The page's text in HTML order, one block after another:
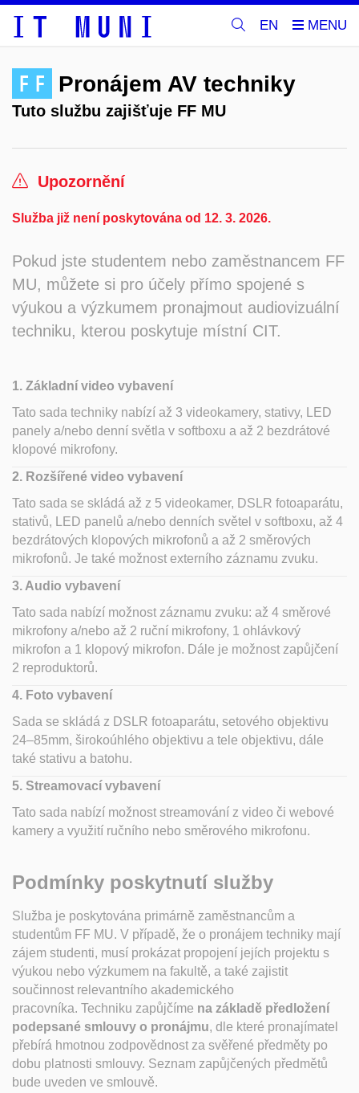
EN
FF Pronájem AV techniky
Tuto službu zajišťuje FF MU
Upozornění
Služba již není poskytována od 12. 3. 2026.
Pokud jste studentem nebo zaměstnancem FF
MU, můžete si pro účely přímo spojené s
výukou a výzkumem pronajmout audiovizuální
techniku, kterou poskytuje místní CIT.
1. Základní video vybavení
Tato sada techniky nabízí až 3 videokamery, stativy, LED
panely a/nebo denní světla v softboxu a až 2 bezdrátové
klopové mikrofony.
2. Rozšířené video vybavení
Tato sada se skládá až z 5 videokamer, DSLR fotoaparátu,
stativů, LED panelů a/nebo denních světel v softboxu, až 4
bezdrátových klopových mikrofonů a až 2 směrových
mikrofonů. Je také možnost externího záznamu zvuku.
3. Audio vybavení
Tato sada nabízí možnost záznamu zvuku: až 4 směrové
mikrofony a/nebo až 2 ruční mikrofony, 1 ohlávkový
mikrofon a 1 klopový mikrofon. Dále je možnost zapůjčení
2 reproduktorů.
4. Foto vybavení
Sada se skládá z DSLR fotoaparátu, setového objektivu
24–85mm, širokoúhlého objektivu a tele objektivu, dále
také stativu a batohu.
5. Streamovací vybavení
Tato sada nabízí možnost streamování z video či webové
kamery a využití ručního nebo směrového mikrofonu.
Podmínky poskytnutí služby
Služba je poskytována primárně zaměstnancům a
studentům FF MU. V případě, že o pronájem techniky mají
zájem studenti, musí prokázat propojení jejích projektu s
výukou nebo výzkumem na fakultě, a také zajistit
součinnost relevantního akademického
pracovníka. Techniku zapůjčíme na základě předložení
podepsané smlouvy o pronájmu, dle které pronajímatel
přebírá hmotnou zodpovědnost za svěřené předměty po
dobu platnosti smlouvy. Seznam zapůjčených předmětů
bude uveden ve smlouvě.